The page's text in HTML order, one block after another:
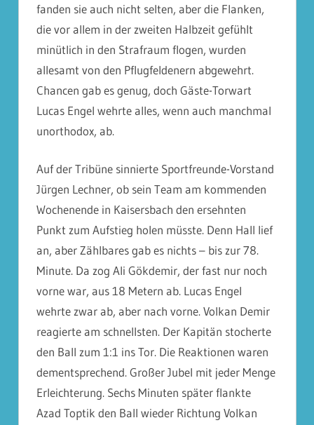
fanden sie auch nicht selten, aber die Flanken,
die vor allem in der zweiten Halbzeit gefühlt
minütlich in den Strafraum flogen, wurden
allesamt von den Pflugfeldenern abgewehrt.
Chancen gab es genug, doch Gäste-Torwart
Lucas Engel wehrte alles, wenn auch manchmal
unorthodox, ab.
Auf der Tribüne sinnierte Sportfreunde-Vorstand
Jürgen Lechner, ob sein Team am kommenden
Wochenende in Kaisersbach den ersehnten
Punkt zum Aufstieg holen müsste. Denn Hall lief
an, aber Zählbares gab es nichts – bis zur 78.
Minute. Da zog Ali Gökdemir, der fast nur noch
vorne war, aus 18 Metern ab. Lucas Engel
wehrte zwar ab, aber nach vorne. Volkan Demir
reagierte am schnellsten. Der Kapitän stocherte
den Ball zum 1:1 ins Tor. Die Reaktionen waren
dementsprechend. Großer Jubel mit jeder Menge
Erleichterung. Sechs Minuten später flankte
Azad Toptik den Ball wieder Richtung Volkan